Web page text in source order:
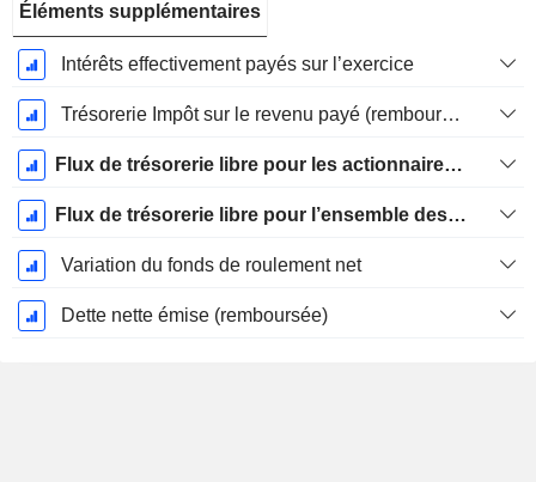
Éléments supplémentaires
Intérêts effectivement payés sur l’exercice
Trésorerie Impôt sur le revenu payé (remboursement)Impôt effectivement payé (remboursé) sur l’exercice
Flux de trésorerie libre pour les actionnaires FCFE
Flux de trésorerie libre pour l’ensemble des pourvoyeurs de fonds (créanciers et actionnaires) FCFF
Variation du fonds de roulement net
Dette nette émise (remboursée)